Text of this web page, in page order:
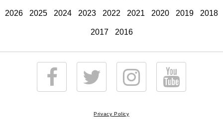
2026 2025 2024 2023 2022 2021 2020 2019 2018
2017 2016
Privacy Policy